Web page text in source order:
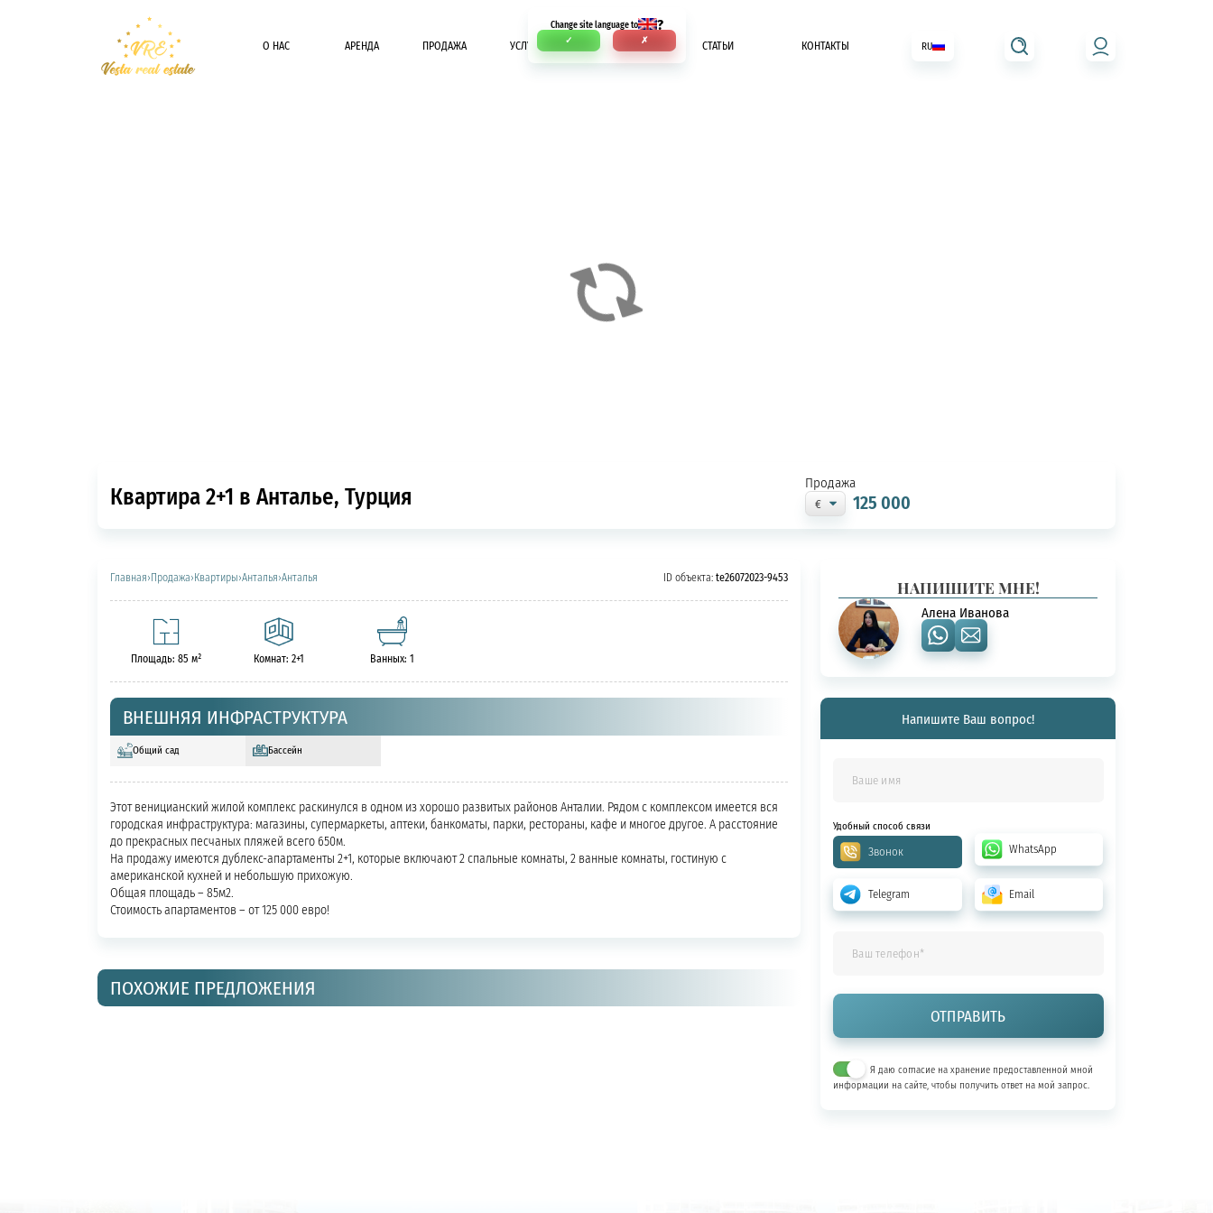
Change site language to ?
✓ ✗
О НАС АРЕНДА ПРОДАЖА УСЛУГИ ОПЛАТА СТАТЬИ КОНТАКТЫ RU
Квартира 2+1 в Анталье, Турция Продажа
125 000
Главная›Продажа›Квартиры›Анталья›Анталья ID объекта:te26072023-9453
Площадь: 85 м² Комнат: 2+1 Ванных: 1
ВНЕШНЯЯ ИНФРАСТРУКТУРА
Общий сад Бассейн
Этот веницианский жилой комплекс раскинулся в одном из хорошо развитых районов Анталии. Рядом с комплексом имеется вся
городская инфраструктура: магазины, супермаркеты, аптеки, банкоматы, парки, рестораны, кафе и многое другое. А расстояние
до прекрасных песчаных пляжей всего 650м.
На продажу имеются дублекс-апартаменты 2+1, которые включают 2 спальные комнаты, 2 ванные комнаты, гостиную с
американской кухней и небольшую прихожую.
Общая площадь – 85м2.
Стоимость апартаментов – от 125 000 евро!
ПОХОЖИЕ ПРЕДЛОЖЕНИЯ
НАПИШИТЕ МНЕ!
Алена Иванова
Напишите Ваш вопрос!
Удобный способ связи
Звонок WhatsApp
Telegram Email
Я даю согласие на хранение предоставленной мной
информации на сайте, чтобы получить ответ на мой запрос.